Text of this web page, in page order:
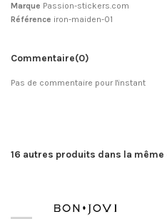
Marque Passion-stickers.com
Référence iron-maiden-01
Commentaire(0)
Pas de commentaire pour l'instant
16 autres produits dans la même